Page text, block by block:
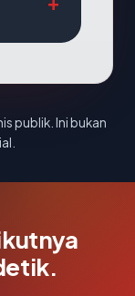
publik. Ini bukan